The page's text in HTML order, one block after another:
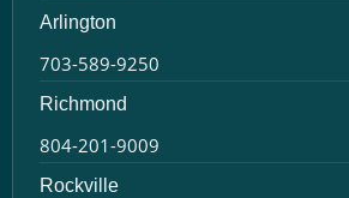
Arlington
703-589-9250
Richmond
804-201-9009
Rockville